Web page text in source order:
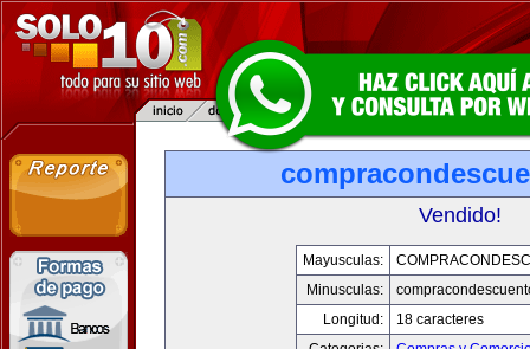
Vendido!
Mayusculas:
Minusculas:
Longitud:
18 caracteres